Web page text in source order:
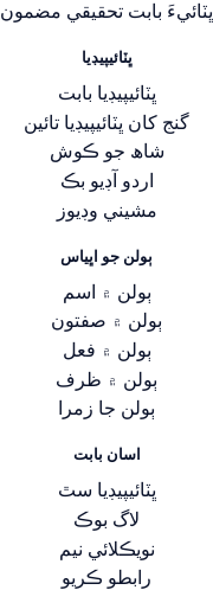
ڀٽائيءَ بابت تحقيقي مضمون
ڀٽائيپيڊيا
ڀٽائيپيڊيا بابت
گنج کان ڀٽائيپيڊيا تائين
شاھ جو ڪوش
اردو آڊيو بڪ
مشيني وڊيوز
ٻولن جو اڀياس
ٻولن ۾ اسم
ٻولن ۾ صفتون
ٻولن ۾ فعل
ٻولن ۾ ظرف
ٻولن جا زمرا
اسان بابت
ڀٽائيپيڊيا سٿ
لاگ بوڪ
نويڪلائي نيم
رابطو ڪريو